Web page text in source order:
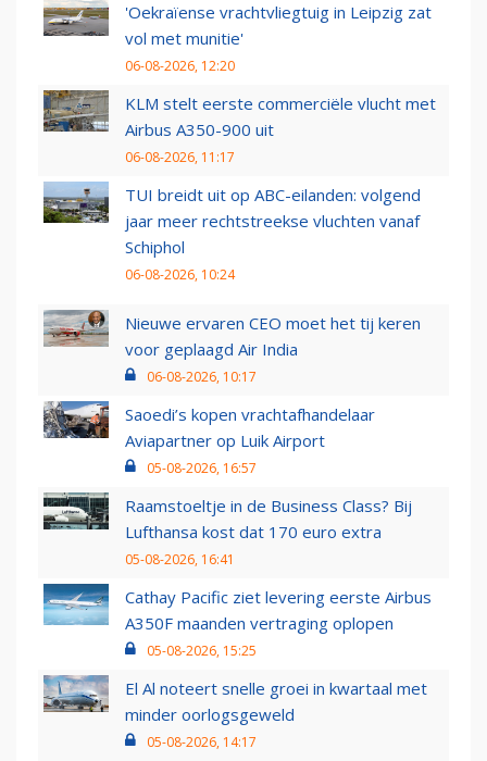
'Oekraïense vrachtvliegtuig in Leipzig zat
vol met munitie'
06-08-2026, 12:20
KLM stelt eerste commerciële vlucht met
Airbus A350-900 uit
06-08-2026, 11:17
TUI breidt uit op ABC-eilanden: volgend
jaar meer rechtstreekse vluchten vanaf
Schiphol
06-08-2026, 10:24
Nieuwe ervaren CEO moet het tij keren
voor geplaagd Air India
06-08-2026, 10:17
Saoedi’s kopen vrachtafhandelaar
Aviapartner op Luik Airport
05-08-2026, 16:57
Raamstoeltje in de Business Class? Bij
Lufthansa kost dat 170 euro extra
05-08-2026, 16:41
Cathay Pacific ziet levering eerste Airbus
A350F maanden vertraging oplopen
05-08-2026, 15:25
El Al noteert snelle groei in kwartaal met
minder oorlogsgeweld
05-08-2026, 14:17